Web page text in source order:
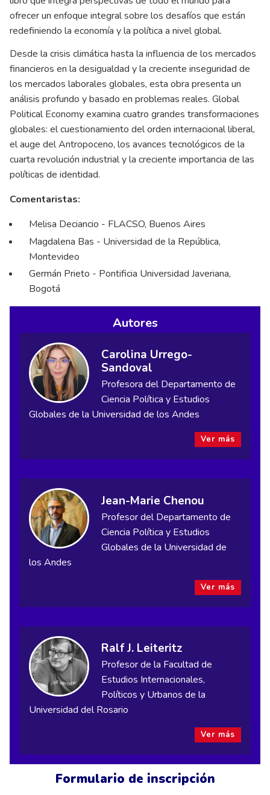
Formulario de inscripción
ofrecer un enfoque integral sobre los desafíos que están
redefiniendo la economía y la política a nivel global.
Desde la crisis climática hasta la influencia de los mercados
financieros en la desigualdad y la creciente inseguridad de
los mercados laborales globales, esta obra presenta un
análisis profundo y basado en problemas reales. Global
Political Economy examina cuatro grandes transformaciones
globales: el cuestionamiento del orden internacional liberal,
el auge del Antropoceno, los avances tecnológicos de la
cuarta revolución industrial y la creciente importancia de las
políticas de identidad.
Comentaristas:
Melisa Deciancio - FLACSO, Buenos Aires
Magdalena Bas - Universidad de la República,
Montevideo
Germán Prieto - Pontificia Universidad Javeriana,
Bogotá
Autores
Carolina Urrego-
Sandoval
Profesora del Departamento de
Ciencia Política y Estudios
Globales de la Universidad de los Andes
Ver más
Jean-Marie Chenou
Profesor del Departamento de
Ciencia Política y Estudios
Globales de la Universidad de
los Andes
Ver más
Ralf J. Leiteritz
Profesor de la Facultad de
Estudios Internacionales,
Políticos y Urbanos de la
Universidad del Rosario
Ver más